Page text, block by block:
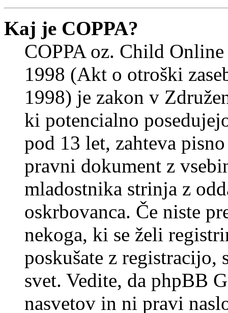
Kaj je COPPA?
COPPA oz. Child
1998 (Akt o otroški
1998) je zakon v
ki potencialno
pod 13 let, zahteva
pravni dokument z
mladostnika strinja z
oskrbovanca. Če niste
nekoga, ki se želi
poskušate z registracijo,
svet. Vedite, da phpBB
nasvetov in ni pravi